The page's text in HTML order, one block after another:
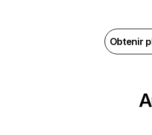
Obtenir